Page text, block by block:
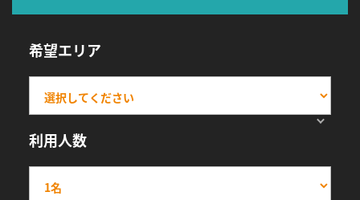
希望エリア
利用人数